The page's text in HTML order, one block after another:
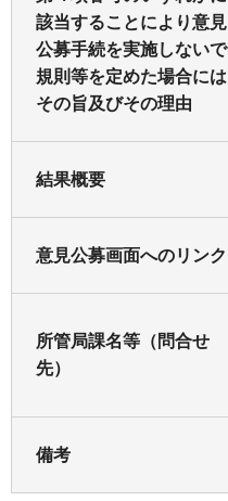
該当することにより意見
公募手続を実施しないで
規則等を定めた場合には
その旨及びその理由
結果概要
意見公募画面へのリンク
所管局課名等（問合せ
先）
備考